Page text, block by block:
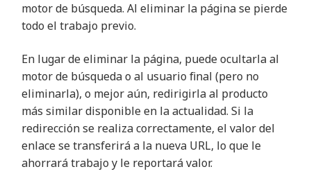
motor de búsqueda. Al eliminar la página se pierde
todo el trabajo previo.
En lugar de eliminar la página, puede ocultarla al
motor de búsqueda o al usuario final (pero no
eliminarla), o mejor aún, redirigirla al producto
más similar disponible en la actualidad. Si la
redirección se realiza correctamente, el valor del
enlace se transferirá a la nueva URL, lo que le
ahorrará trabajo y le reportará valor.